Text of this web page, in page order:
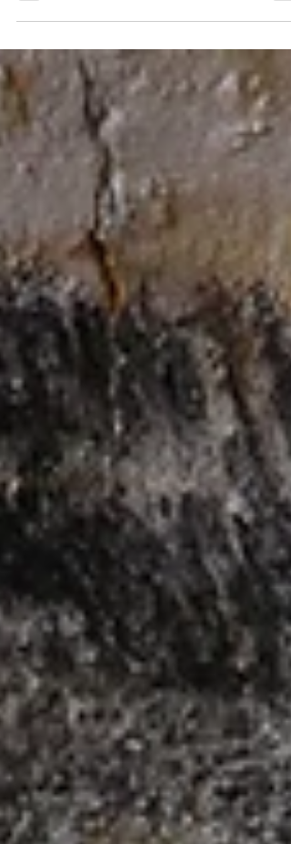
niektórych z nich wymaga pewnego wysiłku.
Trudny do zlokalizowania wąwóz nad
krwistoczerwoną wodą, w którym łatwo
złamać nogę. Stara kaplica skrywająca być
może świętego Graala, udekorowana w tak
ekscentryczny sposób, że w osobach
podatnych odpala natychmiast najdziksze
spiskowo-foliarskie fantazje. Stalowe końskie
głowy dorównujące wysokością dziesięciopi